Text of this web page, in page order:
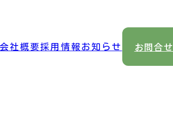
会社概要採用情報 お知らせ お問合せ